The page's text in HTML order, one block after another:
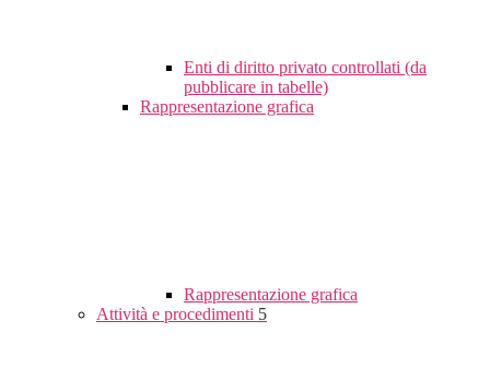
Enti di diritto privato controllati (da
pubblicare in tabelle)
Rappresentazione grafica
Rappresentazione grafica
Attività e procedimenti 5